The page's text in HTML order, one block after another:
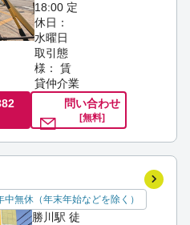
18:00 定
休日：
水曜日
取引態
様： 賃
貸仲介業
問い合わせ
[無料]
中無休（年末年始などを除く）
勝川駅 徒